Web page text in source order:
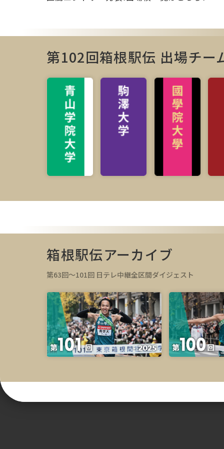
第102回箱根駅伝 出場チー
箱根駅伝アーカイブ
第63回～101回 日テレ中継全区間ダイジェスト